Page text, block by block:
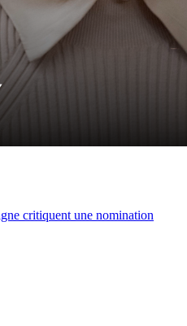
critiquent une nomination